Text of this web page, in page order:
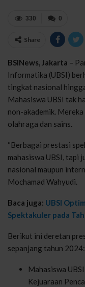
0
330
Share
BSINews, Jakarta –
Informatika (UBSI)
tingkat nasional
Mahasiswa UBSI tak
non-akademik.
olahraga dan sains.
“Berbagai prestasi
mahasiswa UBSI, tapi
nasional maupun
Mochamad Wahyudi.
Baca juga: UBSI
Spektakuler pada
Berikut ini deretan
sepanjang tahun 2024:
Mahasiswa
Kejuaraan